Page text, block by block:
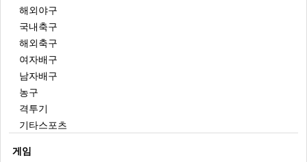
해외야구
국내축구
해외축구
여자배구
남자배구
농구
격투기
기타스포츠
게임